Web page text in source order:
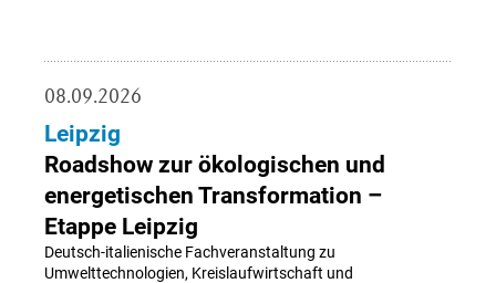
08.09.2026
Leipzig
Roadshow zur ökologischen und
energetischen Transformation –
Etappe Leipzig
Deutsch-italienische Fachveranstaltung zu
Umwelttechnologien, Kreislaufwirtschaft und